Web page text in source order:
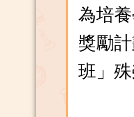
為培
獎勵
班」